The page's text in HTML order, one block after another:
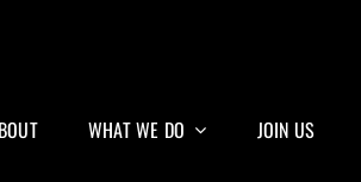
WHAT WE DO JOIN US